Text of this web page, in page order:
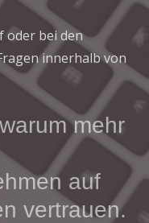
oder bei den
innerhalb von
mehr
auf
vertrauen.